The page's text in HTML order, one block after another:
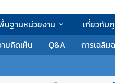
นฐานหน่วยงาน เกี่ยวกับ
มคิดเห็น
Q&A การเฉลิ